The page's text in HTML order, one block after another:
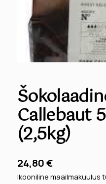
Callebaut
(2,5kg)
24,80€
Ikooniline maailmakuulus